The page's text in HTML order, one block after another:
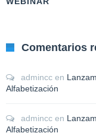
Comentarios
admincc en
Alfabetización
admincc en
Alfabetización